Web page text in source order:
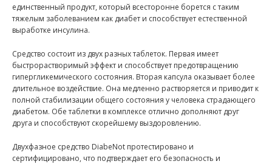
единственный продукт, который всесторонне борется с таким
тяжелым заболеванием как диабет и способствует естественной
выработке инсулина.
Средство состоит из двух разных таблеток. Первая имеет
быстрорастворимый эффект и способствует предотвращению
гипергликемического состояния. Вторая капсула оказывает более
длительное воздействие. Она медленно растворяется и приводит к
полной стабилизации общего состояния у человека страдающего
диабетом. Обе таблетки в комплексе отлично дополняют друг
друга и способствуют скорейшему выздоровлению.
Двухфазное средство DiabeNot протестировано и
сертифицировано, что подтверждает его безопасность и